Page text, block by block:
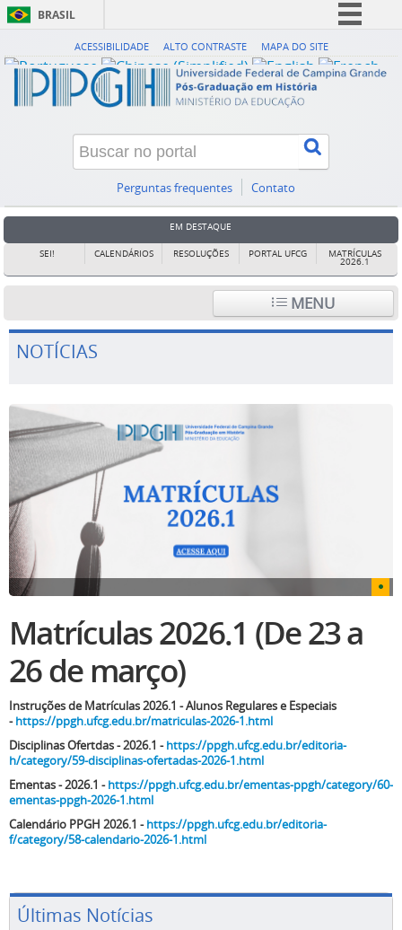
BRASIL
Simplifique!
Comunica BR
Participe
Legislação
Canais
ACESSIBILIDADE ALTO CONTRASTE MAPA DO SITE
Perguntas frequentes Contato
EM DESTAQUE
SEI! CALENDÁRIOS RESOLUÇÕES PORTAL UFCG MATRÍCULAS
2026.1
MENU
NOTÍCIAS
Matrículas 2026.1 (De 23 a
26 de março)
Instruções de Matrículas 2026.1 - Alunos Regulares e Especiais
-https://ppgh.ufcg.edu.br/matriculas-2026-1.html
Disciplinas Ofertdas - 2026.1 -https://ppgh.ufcg.edu.br/editoria-
h/category/59-disciplinas-ofertadas-2026-1.html
Ementas - 2026.1 -https://ppgh.ufcg.edu.br/ementas-ppgh/category/60-
ementas-ppgh-2026-1.html
Calendário PPGH 2026.1 -https://ppgh.ufcg.edu.br/editoria-
f/category/58-calendario-2026-1.html
Últimas Notícias